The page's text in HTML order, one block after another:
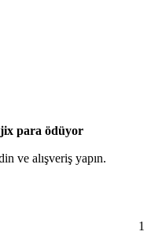
para ödüyor
ve alışveriş yapın.
1